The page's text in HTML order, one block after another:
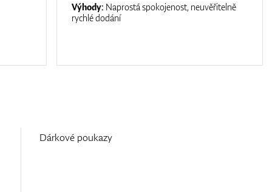
Výhody: Naprostá spokojenost, neuvěřitelně
rychlé dodání
Dárkové poukazy